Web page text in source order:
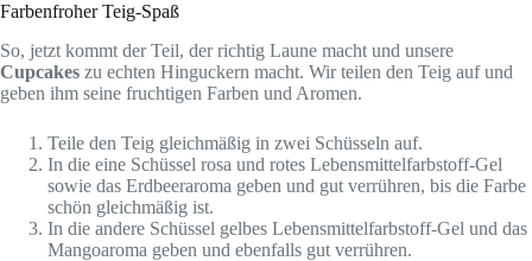
Farbenfroher Teig-Spaß
So, jetzt kommt der Teil, der richtig Laune macht und unsere
Cupcakes zu echten Hinguckern macht. Wir teilen den Teig auf und
geben ihm seine fruchtigen Farben und Aromen.
Teile den Teig gleichmäßig in zwei Schüsseln auf.
In die eine Schüssel rosa und rotes Lebensmittelfarbstoff-Gel
sowie das Erdbeeraroma geben und gut verrühren, bis die Farbe
schön gleichmäßig ist.
In die andere Schüssel gelbes Lebensmittelfarbstoff-Gel und das
Mangoaroma geben und ebenfalls gut verrühren.